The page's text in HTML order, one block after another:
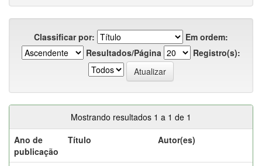
Classificar por:
Em ordem:
Resultados/Página
Registro(s):
Mostrando resultados 1 a 1 de 1
Ano de
publicação
Título Autor(es)